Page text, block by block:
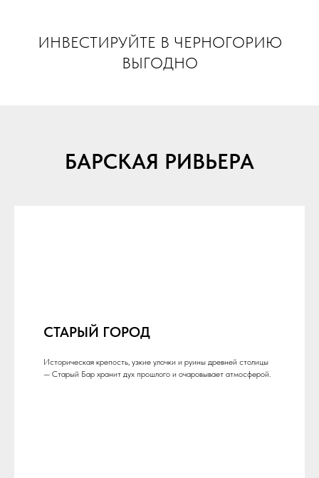
ИНВЕСТИРУЙТЕ В ЧЕРНОГОРИЮ
ВЫГОДНО
БАРСКАЯ РИВЬЕРА
СТАРЫЙ ГОРОД
Историческая крепость, узкие улочки и руины древней столицы
— Старый Бар хранит дух прошлого и очаровывает атмосферой.